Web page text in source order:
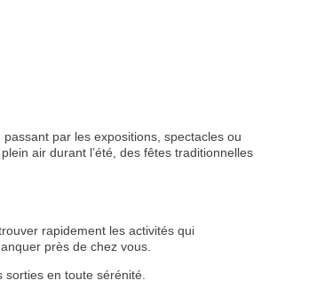
par les expositions, spectacles ou
air durant l’été, des fêtes traditionnelles
rapidement les activités qui
près de chez vous.
en toute sérénité.